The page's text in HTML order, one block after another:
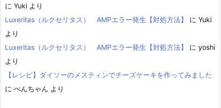
に Yuki より
Luxeritas（ルクセリタス） AMPエラー発生【対処方法】
に Yuki
より
Luxeritas（ルクセリタス） AMPエラー発生【対処方法】
に yoshi
より
【レシピ】ダイソーのメスティンでチーズケーキを作ってみました
に べんちゃん より